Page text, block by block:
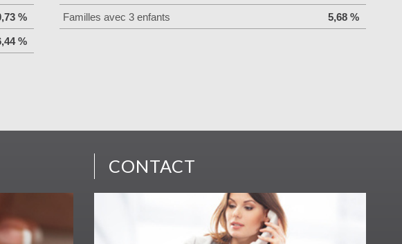
%
%
Familles avec 3 enfants 5,68 %
CONTACT